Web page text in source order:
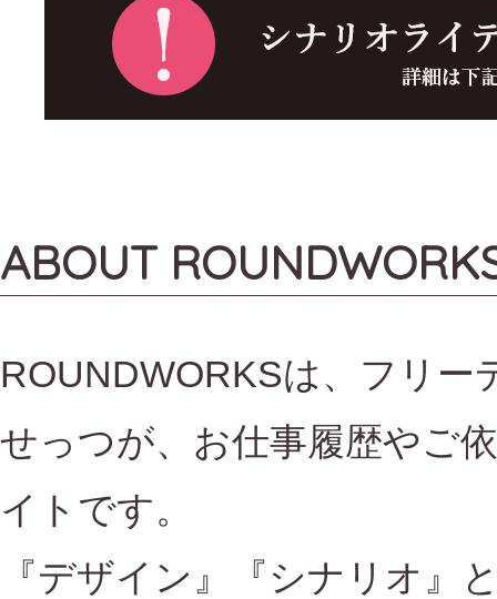
ABOUT
ROUNDWORKSは、フリ
せっつが、お仕事履歴やご
イトです。
『デザイン』『シナリオ』